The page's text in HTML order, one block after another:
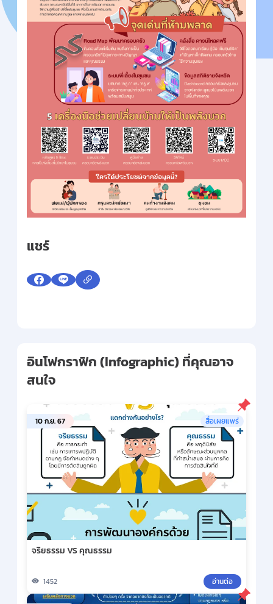
แชร์
อินโฟกราฟิก (Infographic) ที่คุณอาจ
สนใจ
10 ก.ย. 67 สื่อเผยแพร่
จริยธรรม VS คุณธรรม
1452 อ่านต่อ